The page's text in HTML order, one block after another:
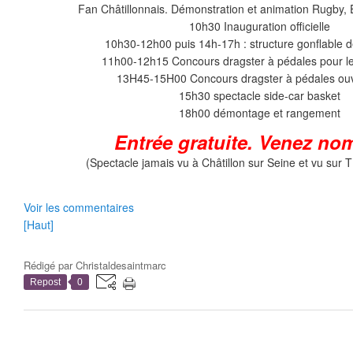
Fan Châtillonnais. Démonstration et animation
10h30 Inauguration officielle
10h30-12h00 puis 14h-17h : structure gonflable
11h00-12h15 Concours dragster à pédales pour
13H45-15H00 Concours dragster à pédales
15h30 spectacle side-car basket
18h00 démontage et rangement
Entrée gratuite. Venez
(Spectacle jamais vu à Châtillon sur Seine et vu sur
Voir les commentaires
[Haut]
Rédigé parChristaldesaintmarc
Repost 0